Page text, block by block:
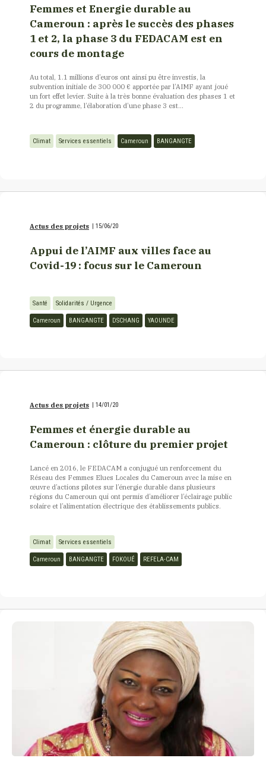
Femmes et Energie durable au
Cameroun : après le succès des phases
1 et 2, la phase 3 du FEDACAM est en
cours de montage
Au total, 1.1 millions d’euros ont ainsi pu être investis, la
subvention initiale de 300 000 € apportée par l’AIMF ayant joué
un fort effet levier. Suite à la très bonne évaluation des phases 1 et
2 du programme, l’élaboration d’une phase 3 est...
Climat Services essentiels Cameroun BANGANGTE
Actus des projets | 15/06/20
Appui de l’AIMF aux villes face au
Covid-19 : focus sur le Cameroun
Santé Solidarités / Urgence
Cameroun BANGANGTE DSCHANG YAOUNDE
Actus des projets 14/01/20
Femmes et énergie durable au
Cameroun : clôture du premier projet
Lancé en 2016, le FEDACAM a conjugué un renforcement du
Réseau des Femmes Elues Locales du Cameroun avec la mise en
œuvre d’actions pilotes sur l’énergie durable dans plusieurs
régions du Cameroun qui ont permis d’améliorer l’éclairage public
solaire et l’alimentation électrique des établissements publics.
Climat Services essentiels
Cameroun BANGANGTE FOKOUÉ REFELA-CAM